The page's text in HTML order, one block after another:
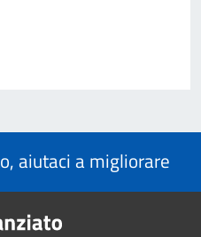
aiutaci a migliorare